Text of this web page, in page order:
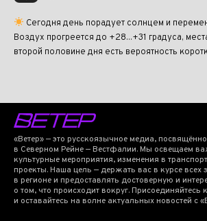
Сегодня день порадует солнцем и
Воздух прогреется до +28...+31 градуса,
второй половине дня есть вероятность
«Ветер» — это русскоязычное медиа,
в Северном Рейне — Вестфалии. Мы освещаем
культурные мероприятия, изменения в
проекты. Наша цель — держать вас в курсе всех
в регионе и предоставлять достоверную и
о том, что происходит вокруг. Присоединяйтесь
и оставайтесь на волне актуальных новостей с